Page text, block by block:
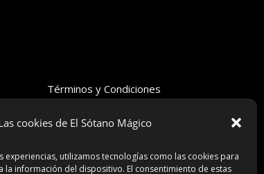
cookies de El Sótano Mágico
experiencias, utilizamos tecnologías como las cookies para
la información del dispositivo. El consentimiento de estas
Términos y Condiciones
Aviso Legal